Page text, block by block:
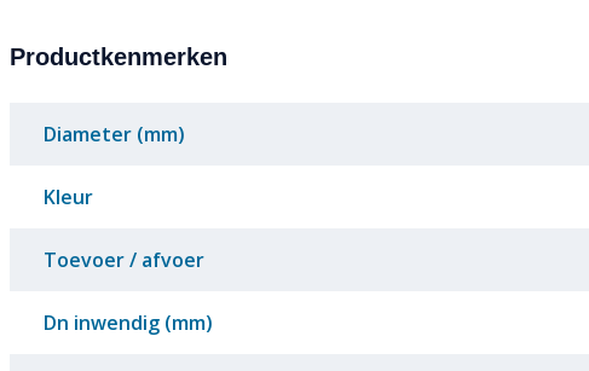
Productkenmerken
Diameter (mm)
Kleur
Toevoer / afvoer
Dn inwendig (mm)